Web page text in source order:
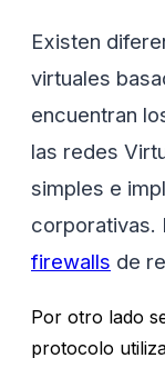
Existen
virtuales
encuentran
las redes
simples e
corporativas.
firewalls de
Por otro lado
protocolo